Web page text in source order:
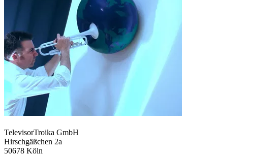
TelevisorTroika GmbH
Hirschgäßchen 2a
50678 Köln